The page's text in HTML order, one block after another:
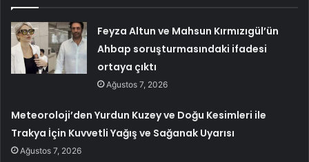
Feyza Altun ve Mahsun Kırmızıgül’ün
Ahbap soruşturmasındaki ifadesi
ortaya çıktı
Ağustos 7, 2026
Meteoroloji’den Yurdun Kuzey ve Doğu Kesimleri ile
Trakya İçin Kuvvetli Yağış ve Sağanak Uyarısı
Ağustos 7, 2026